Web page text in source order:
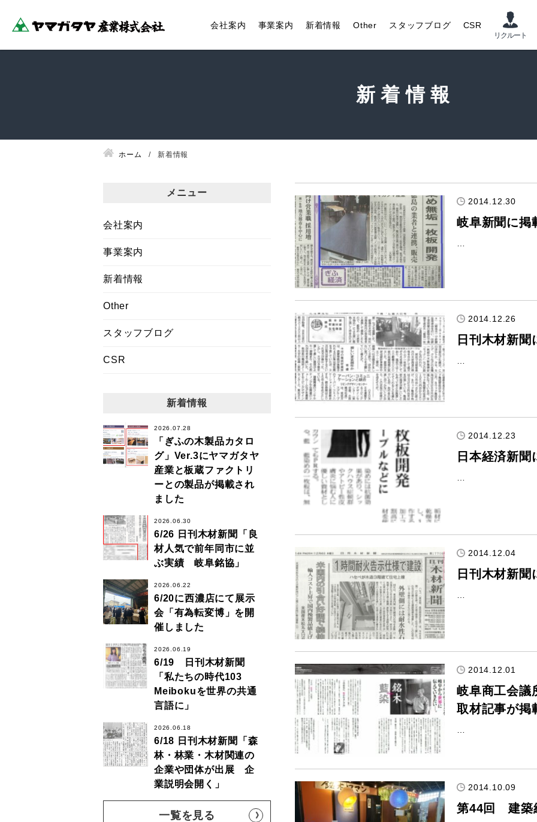
会社案内 事業案内 新着情報 Other スタッフブログ CSR
新着情報
ホーム 新着情報
2014.12.30
岐阜新聞に掲
2014.12.26
日刊木材新
2014.12.23
日本経済新
2014.12.04
日刊木材新
2014.12.01
岐阜商工会
取材記事が掲
2014.10.09
第44回 建築
メニュー
会社案内
事業案内
新着情報
Other
スタッフブログ
CSR
新着情報
2026.07.28
「ぎふの木製品カタロ
グ」Ver.3にヤマガタヤ
産業と板蔵ファクトリ
ーとの製品が掲載され
ました
2026.06.30
6/26 日刊木材新聞「良
材人気で前年同市に並
ぶ実績 岐阜銘協」
2026.06.22
6/20に西濃店にて展示
会「有為転変博」を開
催しました
2026.06.19
6/19 日刊木材新聞
「私たちの時代103
Meibokuを世界の共通
言語に」
2026.06.18
6/18 日刊木材新聞「森
林・林業・木材関連の
企業や団体が出展 企
業説明会開く」
一覧を見る